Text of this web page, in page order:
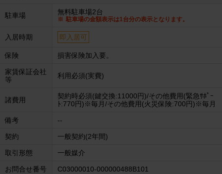
駐車場 無料駐車場2台
駐車場の金額表示は1台分の表示となります。
入居時期 即入居可
保険 損害保険加入要。
家賃保証会社
等
利用必須(実費)
諸費用
契約時必須(鍵交換:11000円)/その他費用(緊急ｻﾎﾟｰ
ﾄ:770円)※毎月/その他費用(火災保険:700円)※毎月
備考 --
契約 一般契約(2年間)
取引形態 一般媒介
お問合せ番号 C03000010-000000488B101